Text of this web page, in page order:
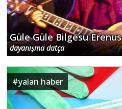
Güle Güle Bilgesu Erenus
dayanışma datça
#yalan haber